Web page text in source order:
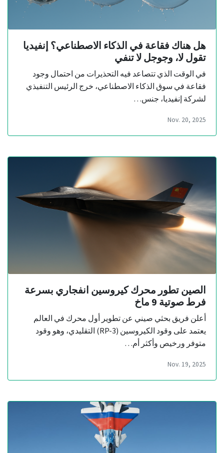
هل هناك فقاعة في الذكاء الاصطناعي؟ إنفيديا
تقول لا، وجوجل لا تنفي
في الوقت الذي تتصاعد فيه التحذيرات من احتمال وجود
فقاعة في سوق الذكاء الاصطناعي، خرج الرئيس التنفيذي
لشركة إنفيديا، جنس…
Nov. 20, 2025
الصين تطور محرك كيروسين انفجاري بسرعة
فرط صوتية 9 ماخ
أعلن فريق بحثي صيني عن تطوير أول محرك في العالم
يعتمد على وقود الكيروسين (RP-3) التقليدي، وهو وقود
متوفر ورخيص وأكثر أم…
Nov. 19, 2025